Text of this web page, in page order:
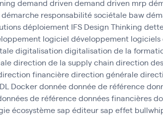
demand driven demand driven mrp
démarche responsabilité sociétale baw
déploiement IFS Design Thinking
logiciel développement logiciels
digitalisation digitalisation de la
direction de la supply chain direction
financièredirection générale
DL Dockerdonnéedonnée de référence
de référencedonnées financières
écosystème sap éditeur sap effet